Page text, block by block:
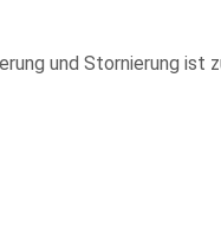
und Stornierung ist